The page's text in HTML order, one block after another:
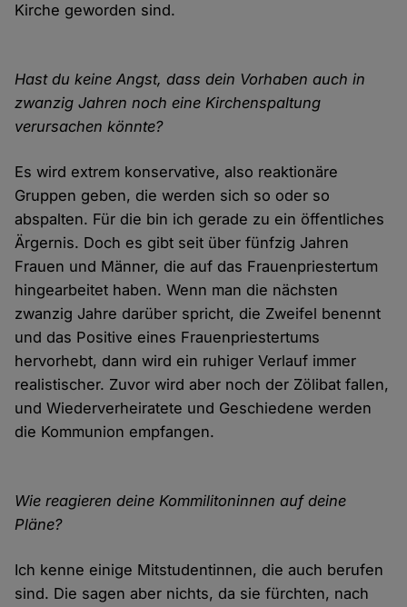
Kirche geworden sind.
Hast du keine Angst, dass dein Vorhaben auch in
zwanzig Jahren noch eine Kirchenspaltung
verursachen könnte?
Es wird extrem konservative, also reaktionäre
Gruppen geben, die werden sich so oder so
abspalten. Für die bin ich gerade zu ein öffentliches
Ärgernis. Doch es gibt seit über fünfzig Jahren
Frauen und Männer, die auf das Frauenpriestertum
hingearbeitet haben. Wenn man die nächsten
zwanzig Jahre darüber spricht, die Zweifel benennt
und das Positive eines Frauenpriestertums
hervorhebt, dann wird ein ruhiger Verlauf immer
realistischer. Zuvor wird aber noch der Zölibat fallen,
und Wiederverheiratete und Geschiedene werden
die Kommunion empfangen.
Wie reagieren deine Kommilitoninnen auf deine
Pläne?
Ich kenne einige Mitstudentinnen, die auch berufen
sind. Die sagen aber nichts, da sie fürchten, nach